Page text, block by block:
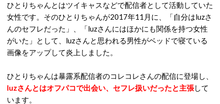
ひとりちゃんとはツイキャスなどで配信者として活動していた
女性です。そのひとりちゃんが2017年11月に、「自分はluzさ
んのセフレだった」、「luzさんにはほかにも関係を持つ女性
がいた」として、luzさんと思われる男性がベッドで寝ている
画像をアップして炎上しました。
ひとりちゃんは暴露系配信者のコレコレさんの配信に登場し、
luzさんとはオフパコで出会い、セフレ扱いだったと主張して
います。